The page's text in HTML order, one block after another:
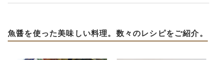
魚醤を使った美味しい料理。数々のレシピをご紹介。